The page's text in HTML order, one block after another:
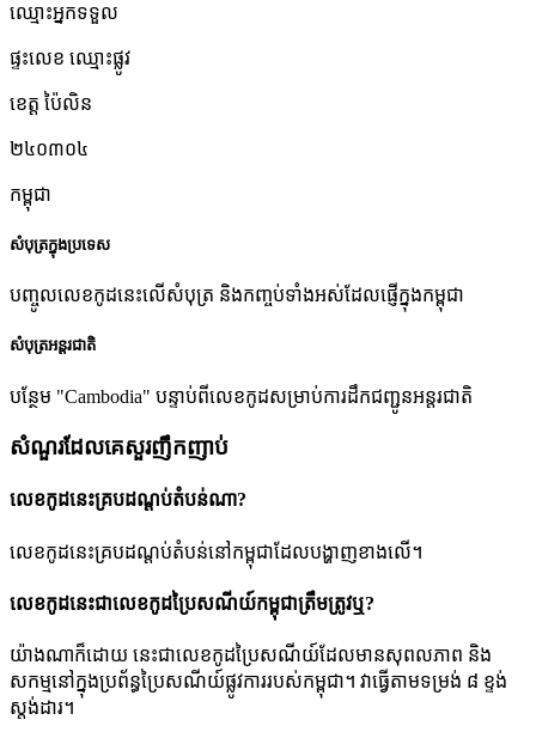
ឈ្មោះអ្នកទទួល
ផ្ទះលេខ ឈ្មោះផ្លូវ
ខេត្ត ប៉ៃលិន
២៤០៣០៤
កម្ពុជា
សំបុត្រក្នុងប្រទេស
បញ្ចូលលេខកូដនេះលើសំបុត្រ និងកញ្ចប់ទាំងអស់ដែលផ្ញើក្នុងកម្ពុជា
សំបុត្រអន្តរជាតិ
បន្ថែម "Cambodia" បន្ទាប់ពីលេខកូដសម្រាប់ការដឹកជញ្ជូនអន្តរជាតិ
សំណួរដែលគេសួរញឹកញាប់
លេខកូដនេះគ្របដណ្តប់តំបន់ណា?
លេខកូដនេះគ្របដណ្តប់តំបន់នៅកម្ពុជាដែលបង្ហាញខាងលើ។
លេខកូដនេះជាលេខកូដប្រៃសណីយ៍កម្ពុជាត្រឹមត្រូវឬ?
យ៉ាងណាក៏ដោយ នេះជាលេខកូដប្រៃសណីយ៍ដែលមានសុពលភាព និង
សកម្មនៅក្នុងប្រព័ន្ធប្រៃសណីយ៍ផ្លូវការរបស់កម្ពុជា។ វាធ្វើតាមទម្រង់ ៨ ខ្ទង់
ស្តង់ដារ។